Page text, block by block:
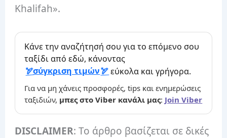
Khalifah».
Κάνε την αναζήτησή σου για το επόμενο σου
ταξίδι από εδώ, κάνοντας
σύγκριση τιμών
εύκολα και γρήγορα.
Για να μη χάνεις προσφορές, tips και ενημερώσεις
ταξιδιών, μπες στο Viber κανάλι μας: Join Viber
DISCLAIMER: Το άρθρο βασίζεται σε δικές